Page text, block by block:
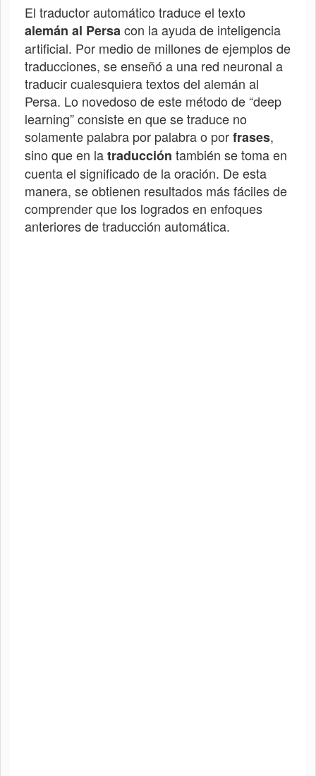
El traductor automático traduce el texto
alemán al Persacon la ayuda de inteligencia
artificial. Por medio de millones de ejemplos de
traducciones, se enseñó a una red neuronal a
traducir cualesquiera textos del alemán al
Persa. Lo novedoso de este método de “deep
learning” consiste en que se traduce no
solamente palabra por palabra o porfrases,
sino que en latraducción también se toma en
cuenta el significado de la oración. De esta
manera, se obtienen resultados más fáciles de
comprender que los logrados en enfoques
anteriores de traducción automática.